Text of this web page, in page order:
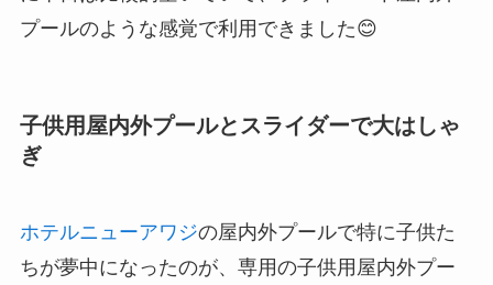
プールのような感覚で利用できました😊
子供用屋内外プールとスライダーで大はしゃ
ぎ
ホテルニューアワジの屋内外プールで特に子供た
ちが夢中になったのが、専用の子供用屋内外プー